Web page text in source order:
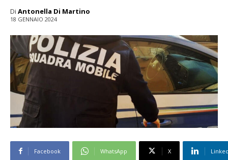
Di Antonella Di Martino
18 GENNAIO 2024
Facebook WhatsApp X